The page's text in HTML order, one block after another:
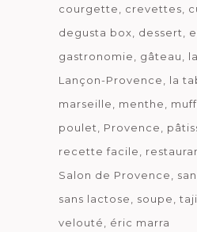
courgette
crevettes
degusta box
dessert
gastronomie
gâteau
Lançon-Provence
la
marseille
menthe
poulet
Provence
recette facile
Salon de Provence
sans lactose
soupe
velouté
éric marra